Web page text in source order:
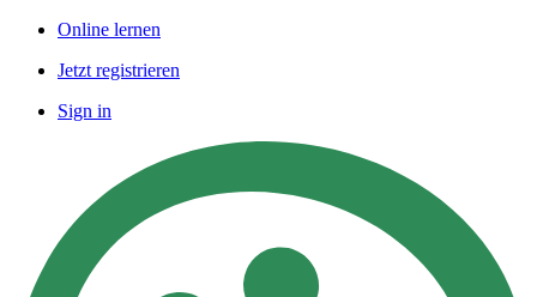
Online lernen
Jetzt registrieren
Sign in